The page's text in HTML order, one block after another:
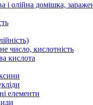
і олійна домішка,
число, кислотність
кислота
елементи